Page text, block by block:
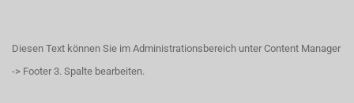
Diesen Text können Sie im Administrationsbereich unter Content Manager
-> Footer 3. Spalte bearbeiten.